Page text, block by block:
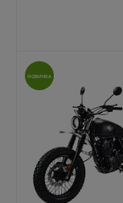
НОВИНКА